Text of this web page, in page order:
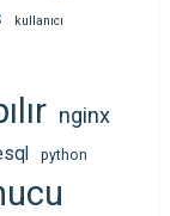
kullanıcı
nginx
python